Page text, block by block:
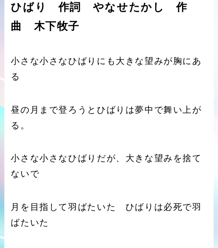
ひばり 作詞 やなせたかし 作
曲 木下牧子
小さな小さなひばりにも大きな望みが胸にあ
る
昼の月まで登ろうとひばりは夢中で舞い上が
る。
小さな小さなひばりだが、大きな望みを捨て
ないで
月を目指して羽ばたいた ひばりは必死で羽
ばたいた